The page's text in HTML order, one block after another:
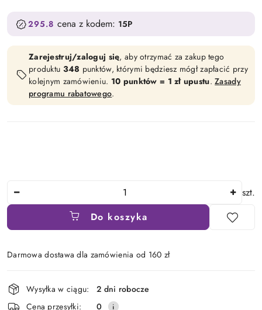
295.8 cena z kodem: 15P
Zarejestruj/zaloguj się, aby otrzymać za zakup tego
produktu 348 punktów, którymi będziesz mógł zapłacić przy
kolejnym zamówieniu. 10 punktów = 1 zł upustu.Zasady
programu rabatowego.
szt.
Do koszyka
Darmowa dostawa dla zamówienia od 160 zł
Dostępność
i
Wysyłka w ciągu:
2 dni robocze
Cena przesyłki:
0